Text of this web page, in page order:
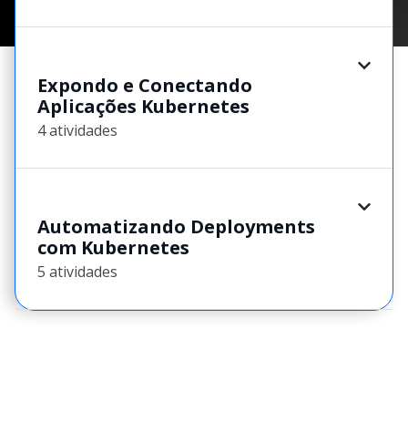
Expondo e Conectando
Aplicações Kubernetes
4 atividades
Automatizando Deployments
com Kubernetes
5 atividades